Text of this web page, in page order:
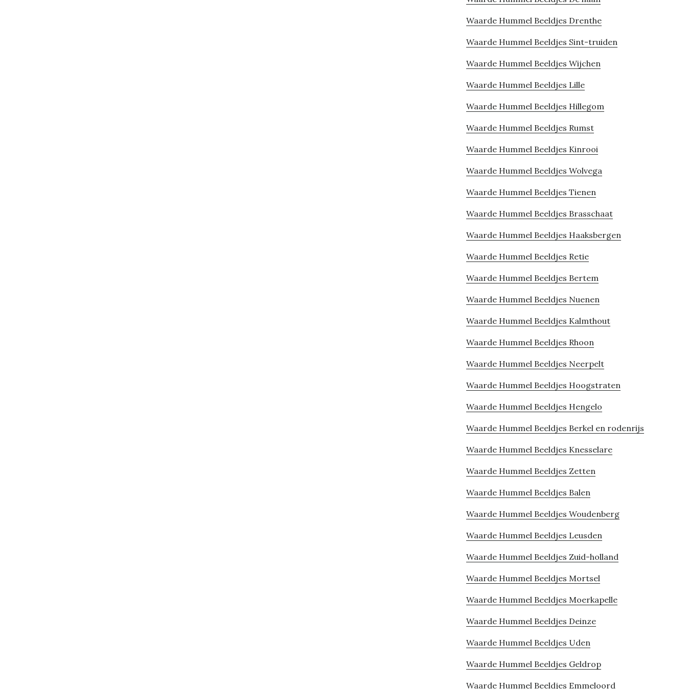
Waarde Hummel Beeldjes Drenthe
Waarde Hummel Beeldjes Sint-truiden
Waarde Hummel Beeldjes Wijchen
Waarde Hummel Beeldjes Lille
Waarde Hummel Beeldjes Hillegom
Waarde Hummel Beeldjes Rumst
Waarde Hummel Beeldjes Kinrooi
Waarde Hummel Beeldjes Wolvega
Waarde Hummel Beeldjes Tienen
Waarde Hummel Beeldjes Brasschaat
Waarde Hummel Beeldjes Haaksbergen
Waarde Hummel Beeldjes Retie
Waarde Hummel Beeldjes Bertem
Waarde Hummel Beeldjes Nuenen
Waarde Hummel Beeldjes Kalmthout
Waarde Hummel Beeldjes Rhoon
Waarde Hummel Beeldjes Neerpelt
Waarde Hummel Beeldjes Hoogstraten
Waarde Hummel Beeldjes Hengelo
Waarde Hummel Beeldjes Berkel en rodenrijs
Waarde Hummel Beeldjes Knesselare
Waarde Hummel Beeldjes Zetten
Waarde Hummel Beeldjes Balen
Waarde Hummel Beeldjes Woudenberg
Waarde Hummel Beeldjes Leusden
Waarde Hummel Beeldjes Zuid-holland
Waarde Hummel Beeldjes Mortsel
Waarde Hummel Beeldjes Moerkapelle
Waarde Hummel Beeldjes Deinze
Waarde Hummel Beeldjes Uden
Waarde Hummel Beeldjes Geldrop
Waarde Hummel Beeldjes Emmeloord